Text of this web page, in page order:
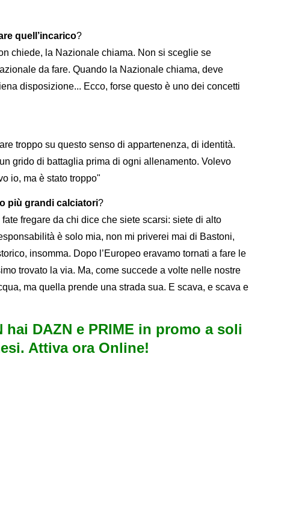
quell’incarico?
chiede, la Nazionale chiama. Non si sceglie se
da fare. Quando la Nazionale chiama, deve
disposizione... Ecco, forse questo è uno dei concetti
troppo su questo senso di appartenenza, di identità.
grido di battaglia prima di ogni allenamento. Volevo
io, ma è stato troppo"
più grandi calciatori?
fregare da chi dice che siete scarsi: siete di alto
è solo mia, non mi priverei mai di Bastoni,
insomma. Dopo l’Europeo eravamo tornati a fare le
trovato la via. Ma, come succede a volte nelle nostre
ma quella prende una strada sua. E scava, e scava e
hai DAZN e PRIME in promo a soli
Attiva ora Online!